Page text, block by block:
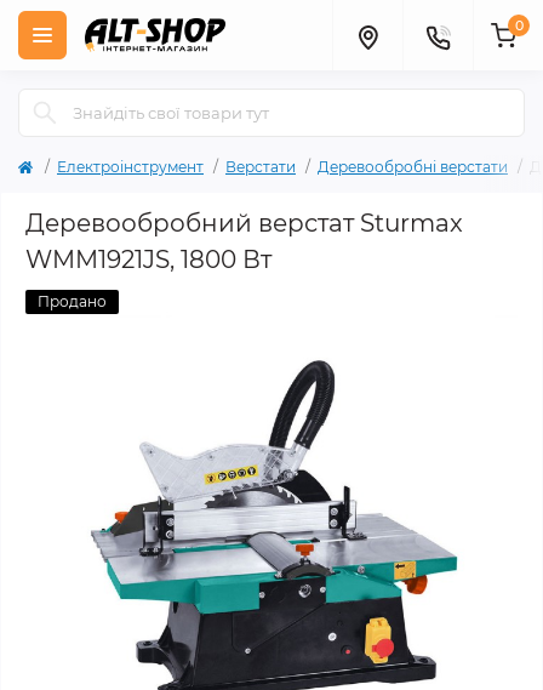
0
Електроінструмент Верстати Деревообробні верстати
Деревообробний верстат Sturmax
WMM1921JS, 1800 Вт
Продано